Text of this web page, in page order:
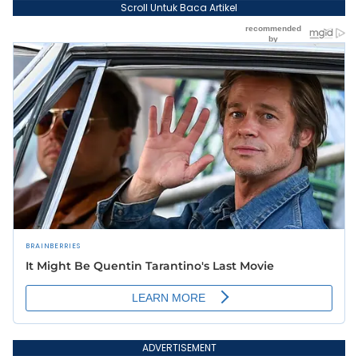
Scroll Untuk Baca Artikel
ADVERTISEMENT